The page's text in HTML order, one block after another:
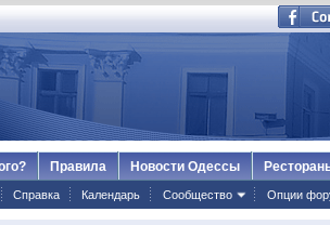
Справка Календарь Сообщество Опции
Правила Новости Одессы